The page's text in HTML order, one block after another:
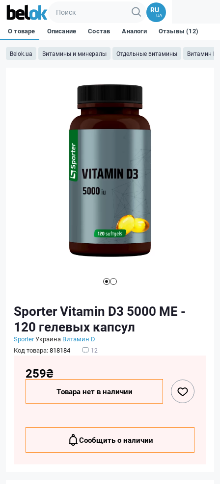
RU
UA
Belok.ua Витамины и минералы Отдельные витамины Витамин D
О товаре Описание Состав Аналоги Отзывы (12)
Sporter Vitamin D3 5000 ME -
120 гелевых капсул
SporterУкраина Витамин D
Код товара:818184 12
259₴
Товара нет в наличии
Сообщить о наличии